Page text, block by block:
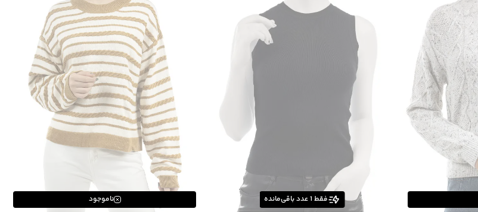
فقط 1عدد باقی‌مانده ناموجود